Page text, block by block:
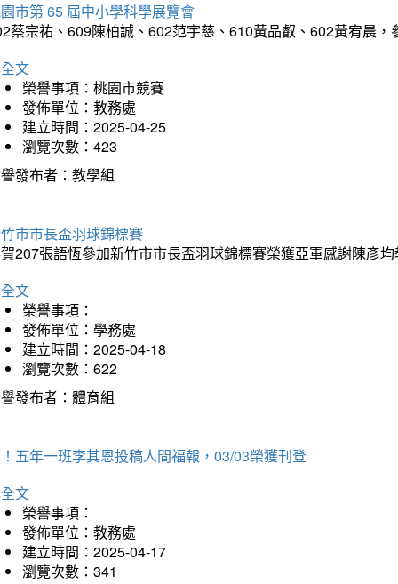
市第 65 屆中小學科學展覽會
蔡宗祐、609陳柏誠、602范宇慈、610黃品叡、602黃宥晨
文
榮譽事項：桃園市競賽
發佈單位：教務處
建立時間：2025-04-25
瀏覽次數：423
發布者：教學組
市市長盃羽球錦標賽
207張語恆參加新竹市市長盃羽球錦標賽榮獲亞軍感謝陳彥
文
榮譽事項：
發佈單位：學務處
建立時間：2025-04-18
瀏覽次數：622
發布者：體育組
五年一班李其恩投稿人間福報，03/03榮獲刊登
文
榮譽事項：
發佈單位：教務處
建立時間：2025-04-17
瀏覽次數：341